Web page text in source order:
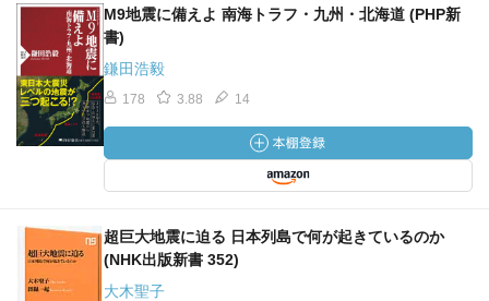
M9地震に備えよ 南海トラフ・九州・北海道 (PHP新
書)
鎌田浩毅
178 3.88 14
超巨大地震に迫る 日本列島で何が起きているのか
(NHK出版新書 352)
大木聖子